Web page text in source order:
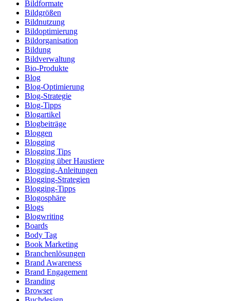
Bildformate
Bildgrößen
Bildnutzung
Bildoptimierung
Bildorganisation
Bildung
Bildverwaltung
Bio-Produkte
Blog
Blog-Optimierung
Blog-Strategie
Blog-Tipps
Blogartikel
Blogbeiträge
Bloggen
Blogging
Blogging Tips
Blogging über Haustiere
Blogging-Anleitungen
Blogging-Strategien
Blogging-Tipps
Blogosphäre
Blogs
Blogwriting
Boards
Body Tag
Book Marketing
Branchenlösungen
Brand Awareness
Brand Engagement
Branding
Browser